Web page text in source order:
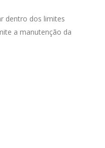
dentro dos limites
a manutenção da